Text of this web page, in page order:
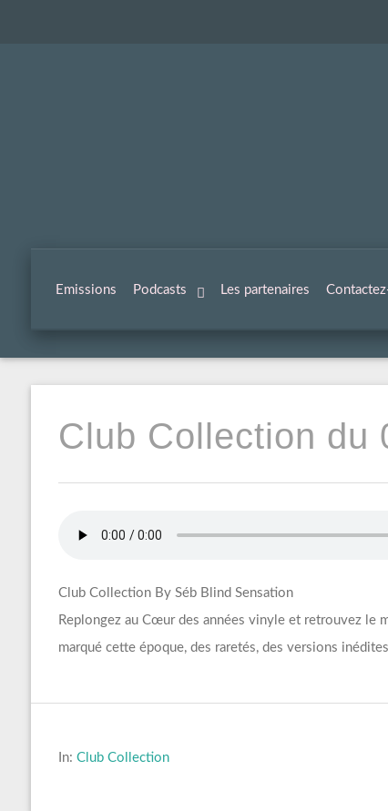
Emissions Podcasts Les partenaires
Club Collection du
Club Collection By Séb Blind Sensation
Replongez au Cœur des années vinyle et retrouvez le
marqué cette époque, des raretés, des versions
In: Club Collection